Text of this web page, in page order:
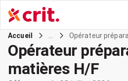
Accueil Opérateur
Opérateur
matières H/F